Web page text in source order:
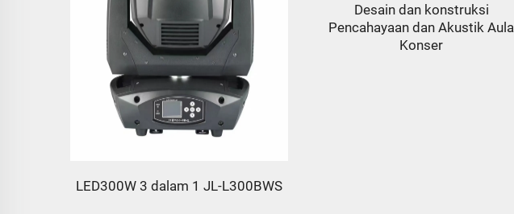
LED300W 3 dalam 1 JL-L300BWS
Desain dan konstruksi
Pencahayaan dan Akustik Aula
Konser